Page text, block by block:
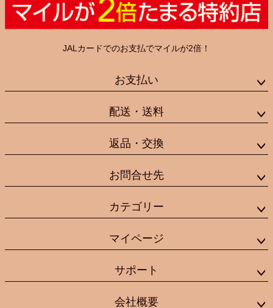
JALカードでのお支払でマイルが2倍！
お支払い
配送・送料
返品・交換
お問合せ先
カテゴリー
マイページ
サポート
会社概要